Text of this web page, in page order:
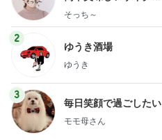
献立
そっち～
2
ゆうき酒場
ゆうき
3
毎日笑顔で過ごしたい
モモ母さん